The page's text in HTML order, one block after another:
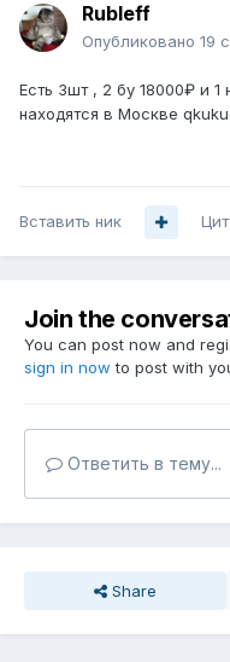
Rubleff
Опубликовано 19
Есть 3шт , 2 бу 18000₽ и 1
находятся в Москве
Вставить ник
Join the
You can post now and
sign in now to post with
Ответить в тему...
Share